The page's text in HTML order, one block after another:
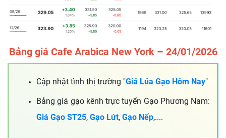
Bảng giá Cafe Arabica New York – 24/01/2026
Cập nhật tình thị trường "Giá Lúa Gạo Hôm Nay"
Bảng giá gạo kênh trực tuyến Gạo Phương Nam:
Giá Gạo ST25, Gạo Lứt, Gạo Nếp,....